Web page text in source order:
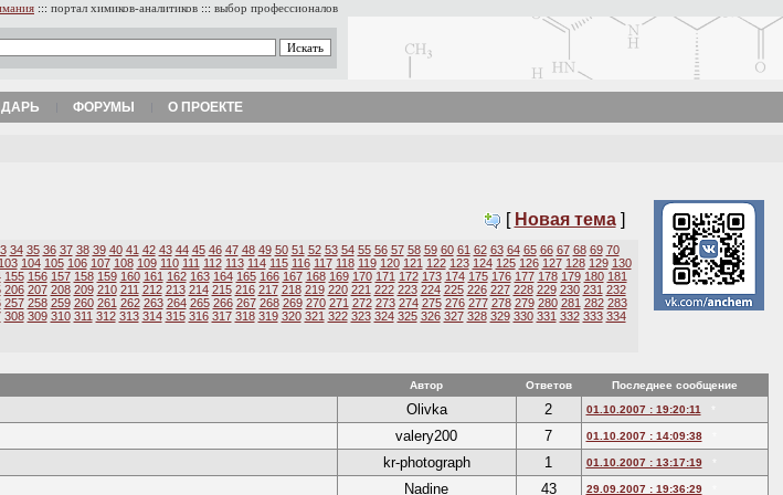
::: портал химиков-аналитиков ::: выбор профессионалов
ФОРУМЫ О ПРОЕКТЕ
[ Новая тема]
34 35 36 37 38 39 40 41 42 43 44 45 46 47 48 49 50 51 52 53 54 55 56 57 58 59 60 61 62 63 64 65 66 67 68 69 70
103 104 105 106 107 108 109 110 111 112 113 114 115 116 117 118 119 120 121 122 123 124 125 126 127 128 129 130
155 156 157 158 159 160 161 162 163 164 165 166 167 168 169 170 171 172 173 174 175 176 177 178 179 180 181
206 207 208 209 210 211 212 213 214 215 216 217 218 219 220 221 222 223 224 225 226 227 228 229 230 231 232
257 258 259 260 261 262 263 264 265 266 267 268 269 270 271 272 273 274 275 276 277 278 279 280 281 282 283
308 309 310 311 312 313 314 315 316 317 318 319 320 321 322 323 324 325 326 327 328 329 330 331 332 333 334
Автор Ответов Последнее сообщение
Olivka 2 01.10.2007 : 19:20:11
valery200 7 01.10.2007 : 14:09:38
kr-photograph 1 01.10.2007 : 13:17:19
Nadine 43 29.09.2007 : 19:36:29